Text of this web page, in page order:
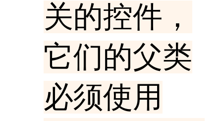
关的控件，
它们的父类
必须使用